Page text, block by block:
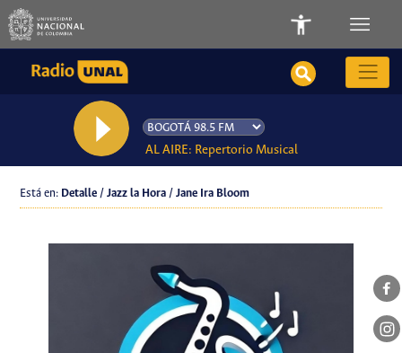
AL AIRE: Repertorio Musical
Está en: Detalle / Jazz la Hora / Jane Ira Bloom